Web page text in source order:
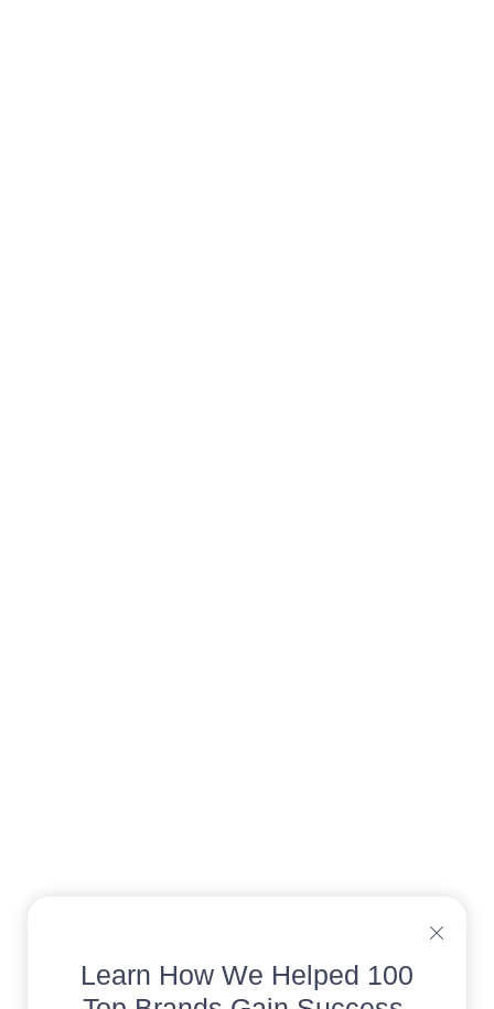
Learn How We Helped 100